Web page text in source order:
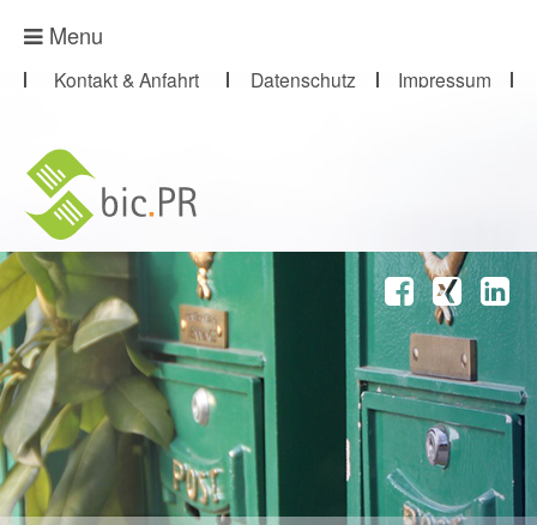
Menu
Presse-Abo
Kontakt & Anfahrt Datenschutz Impressum